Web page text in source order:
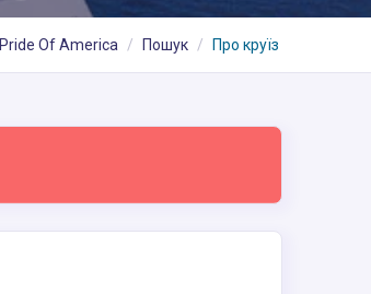
Pride Of America Пошук Про круїз